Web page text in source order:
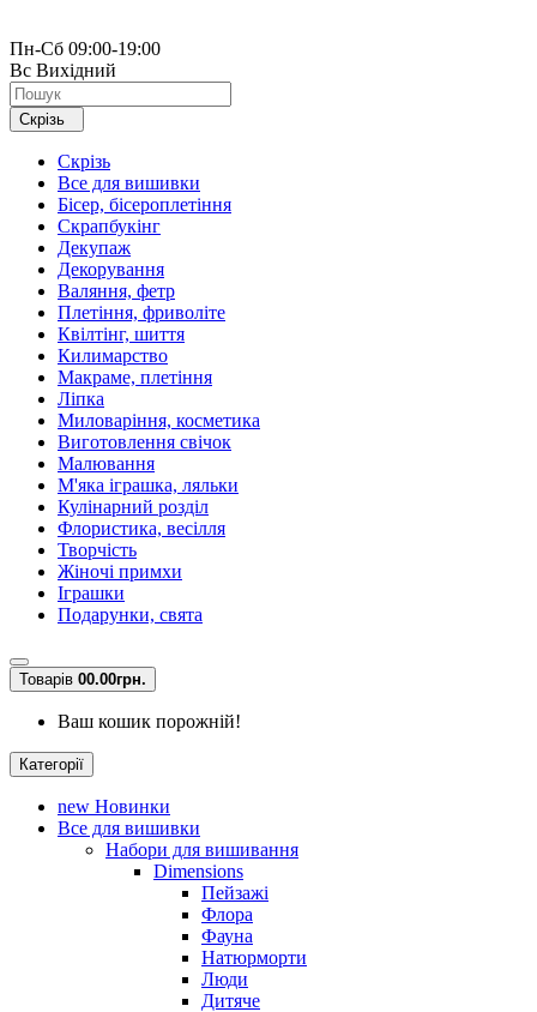
Пн-Сб 09:00-19:00
Вс Вихідний
Скрізь
Скрізь
Все для вишивки
Бісер, бісероплетіння
Скрапбукінг
Декупаж
Декорування
Валяння, фетр
Плетіння, фриволіте
Квілтінг, шиття
Килимарство
Макраме, плетіння
Ліпка
Миловаріння, косметика
Виготовлення свічок
Малювання
М'яка іграшка, ляльки
Кулінарний розділ
Флористика, весілля
Творчість
Жіночі примхи
Іграшки
Подарунки, свята
Товарів 00.00грн.
Ваш кошик порожній!
Категорії
new Новинки
Все для вишивки
Набори для вишивання
Dimensions
Пейзажі
Флора
Фауна
Натюрморти
Люди
Дитяче